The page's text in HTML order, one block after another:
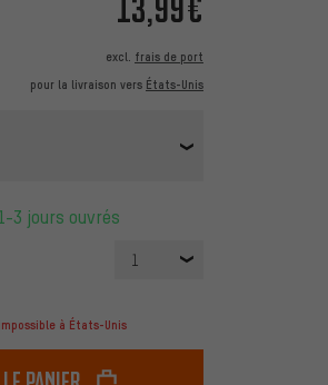
excl. frais de port
pour la livraison vers États-Unis
3 jours ouvrés
1
à États-Unis